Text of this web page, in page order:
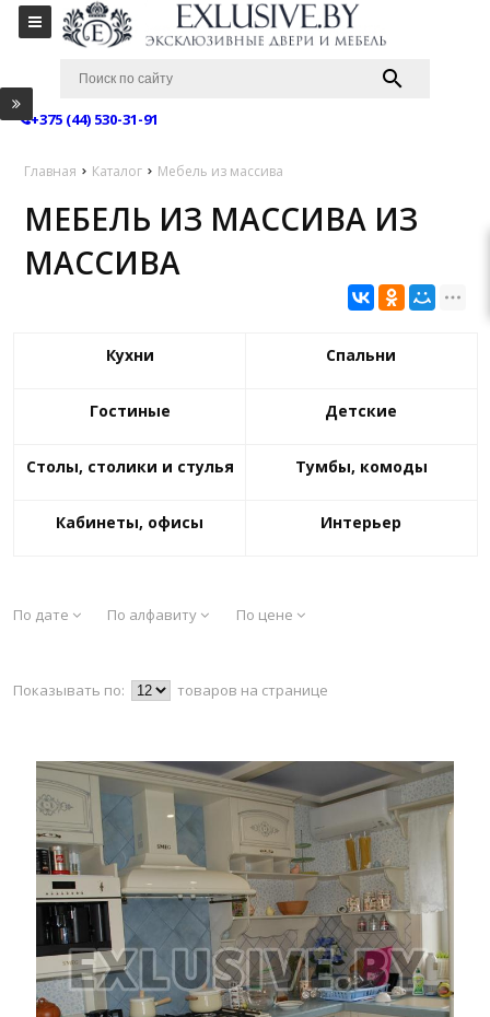
+375 (44) 530-31-91
Главная Каталог Мебель из массива
МЕБЕЛЬ ИЗ МАССИВА ИЗ
МАССИВА
Кухни Спальни
Гостиные Детские
Столы, столики и стулья Тумбы, комоды
Кабинеты, офисы Интерьер
По дате По алфавиту По цене
Показывать по: товаров на странице